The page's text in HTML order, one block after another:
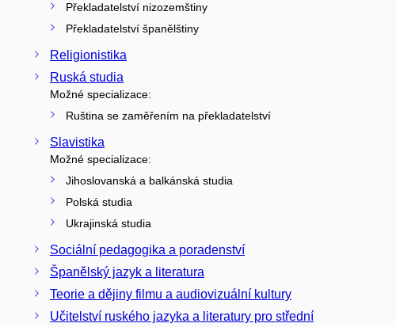
Překladatelství nizozemštiny
Překladatelství španělštiny
Religionistika
Ruská studia
Možné specializace:
Ruština se zaměřením na překladatelství
Slavistika
Možné specializace:
Jihoslovanská a balkánská studia
Polská studia
Ukrajinská studia
Sociální pedagogika a poradenství
Španělský jazyk a literatura
Teorie a dějiny filmu a audiovizuální kultury
Učitelství ruského jazyka a literatury pro střední